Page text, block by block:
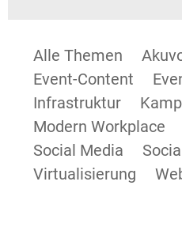
Alle Themen
Event-Content
Infrastruktur
Modern Workplace
Social Media
Virtualisierung